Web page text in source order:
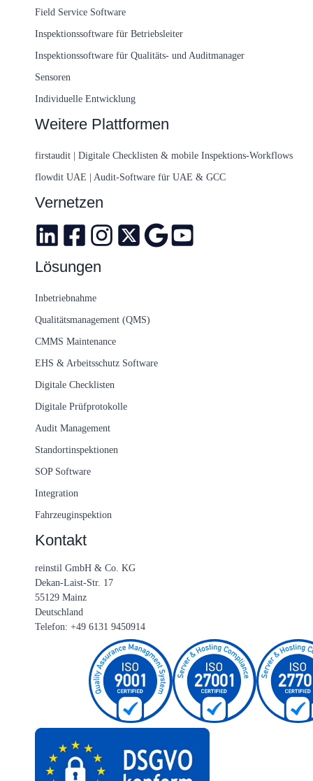
Field Service Software
Inspektionssoftware für Betriebsleiter
Inspektionssoftware für Qualitäts- und Auditmanager
Sensoren
Individuelle Entwicklung
Weitere Plattformen
firstaudit | Digitale Checklisten & mobile Inspektions-Workflows
flowdit UAE | Audit-Software für UAE & GCC
Vernetzen
Lösungen
Inbetriebnahme
Qualitätsmanagement (QMS)
CMMS Maintenance
EHS & Arbeitsschutz Software
Digitale Checklisten
Digitale Prüfprotokolle
Audit Management
Standortinspektionen
SOP Software
Integration
Fahrzeuginspektion
Kontakt
reinstil GmbH & Co. KG
Dekan-Laist-Str. 17
55129 Mainz
Deutschland
Telefon: +49 6131 9450914